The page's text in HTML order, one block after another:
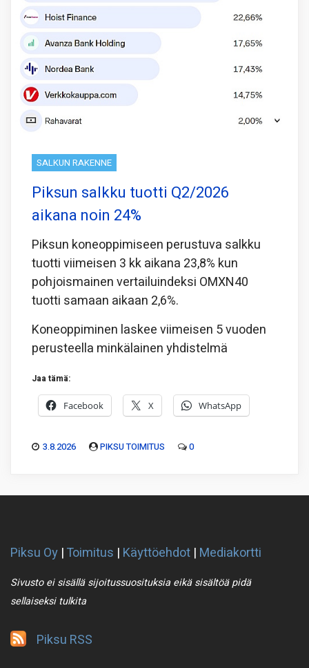
SALKUN RAKENNE
Piksun salkku tuotti Q2/2026
aikana noin 24%
Piksun koneoppimiseen perustuva salkku
tuotti viimeisen 3 kk aikana 23,8% kun
pohjoismainen vertailuindeksi OMXN40
tuotti samaan aikaan 2,6%.
Koneoppiminen laskee viimeisen 5 vuoden
perusteella minkälainen yhdistelmä
Jaa tämä:
Facebook X WhatsApp
3.8.2026 PIKSU TOIMITUS 0
Piksu Oy |Toimitus | Käyttöehdot | Mediakortti
Sivusto ei sisällä sijoitussuosituksia eikä sisältöä pidä
sellaiseksi tulkita
Piksu RSS